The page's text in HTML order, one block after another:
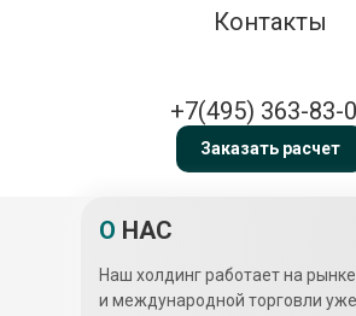
Контакты
+7(495) 363-83-
Заказать расчет
О НАС
Наш холдинг работает на
и международной торговли